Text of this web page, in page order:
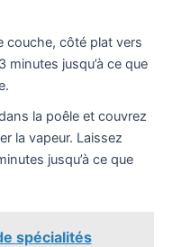
couche, côté plat vers
minutes jusqu’à ce que
la poêle et couvrez
la vapeur. Laissez
jusqu’à ce que
spécialités